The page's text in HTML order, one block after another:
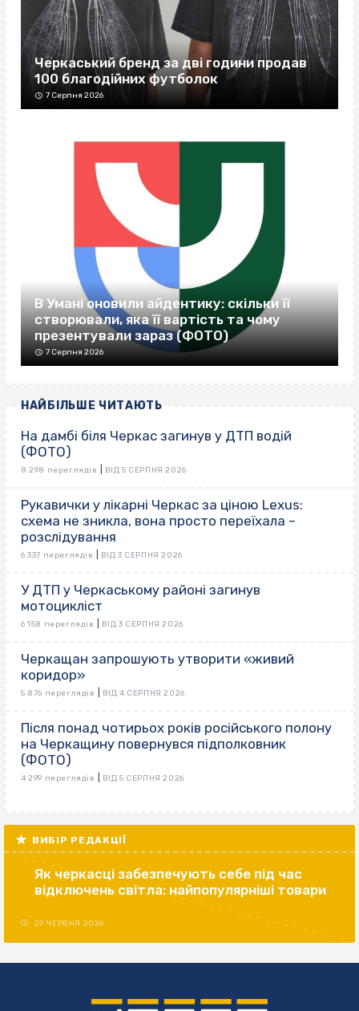
Черкаський бренд за дві години продав
100 благодійних футболок
7 Серпня 2026
В Умані оновили айдентику: скільки її
створювали, яка її вартість та чому
презентували зараз (ФОТО)
7 Серпня 2026
НАЙБІЛЬШЕ ЧИТАЮТЬ
На дамбі біля Черкас загинув у ДТП водій
(ФОТО)
8 298 переглядів ВІД 5 СЕРПНЯ 2026
Рукавички у лікарні Черкас за ціною Lexus:
схема не зникла, вона просто переїхала –
розслідування
6 337 переглядів ВІД 3 СЕРПНЯ 2026
У ДТП у Черкаському районі загинув
мотоцикліст
6 158 переглядів ВІД 3 СЕРПНЯ 2026
Черкащан запрошують утворити «живий
коридор»
5 876 переглядів ВІД 4 СЕРПНЯ 2026
Після понад чотирьох років російського полону
на Черкащину повернувся підполковник
(ФОТО)
4 299 переглядів ВІД 5 СЕРПНЯ 2026
ВИБІР РЕДАКЦІЇ
Як черкасці забезпечують себе під час
відключень світла: найпопулярніші товари
29 ЧЕРВНЯ 2026